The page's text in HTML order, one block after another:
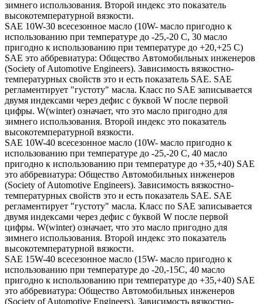
зимнего использования. Второй индекс это показатель
высокотемпературной вязкости.
SAE 10W-30 всесезонное масло (10W- масло пригодно к
использованию при температуре до -25,-20 С, 30 масло
пригодно к использованию при температуре до +20,+25 С)
SAE это аббревиатура: Общество Автомобильных инженеров
(Society of Automotive Engineers). Зависимость вязкостно-
температурных свойств это и есть показатель SAE. SAE
регламентирует "густоту" масла. Класс по SAE записывается
двумя индексами через дефис с буквой W после первой
цифры. W(winter) означает, что это масло пригодно для
зимнего использования. Второй индекс это показатель
высокотемпературной вязкости.
SAE 10W-40 всесезонное масло (10W- масло пригодно к
использованию при температуре до -25,-20 С, 40 масло
пригодно к использованию при температуре до +35,+40) SAE
это аббревиатура: Общество Автомобильных инженеров
(Society of Automotive Engineers). Зависимость вязкостно-
температурных свойств это и есть показатель SAE. SAE
регламентирует "густоту" масла. Класс по SAE записывается
двумя индексами через дефис с буквой W после первой
цифры. W(winter) означает, что это масло пригодно для
зимнего использования. Второй индекс это показатель
высокотемпературной вязкости.
SAE 15W-40 всесезонное масло (15W- масло пригодно к
использованию при температуре до -20,-15С, 40 масло
пригодно к использованию при температуре до +35,+40) SAE
это аббревиатура: Общество Автомобильных инженеров
(Society of Automotive Engineers). Зависимость вязкостно-